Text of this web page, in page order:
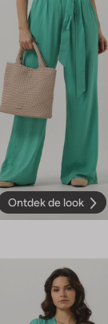
Ontdek de look